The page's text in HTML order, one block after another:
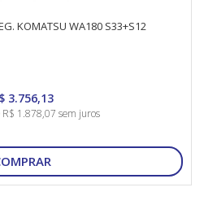
KOMATSU WA180 S33+S12
3.756,13
1.878,07 sem juros